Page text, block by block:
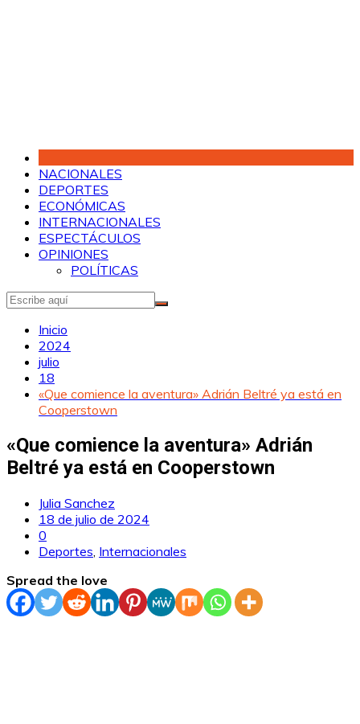
NACIONALES
DEPORTES
ECONÓMICAS
INTERNACIONALES
ESPECTÁCULOS
OPINIONES
POLÍTICAS
Inicio
2024
julio
18
«Que comience la aventura» Adrián Beltré ya está en
Cooperstown
«Que comience la aventura» Adrián
Beltré ya está en Cooperstown
Julia Sanchez
18 de julio de 2024
0
Deportes Internacionales
Spread the love